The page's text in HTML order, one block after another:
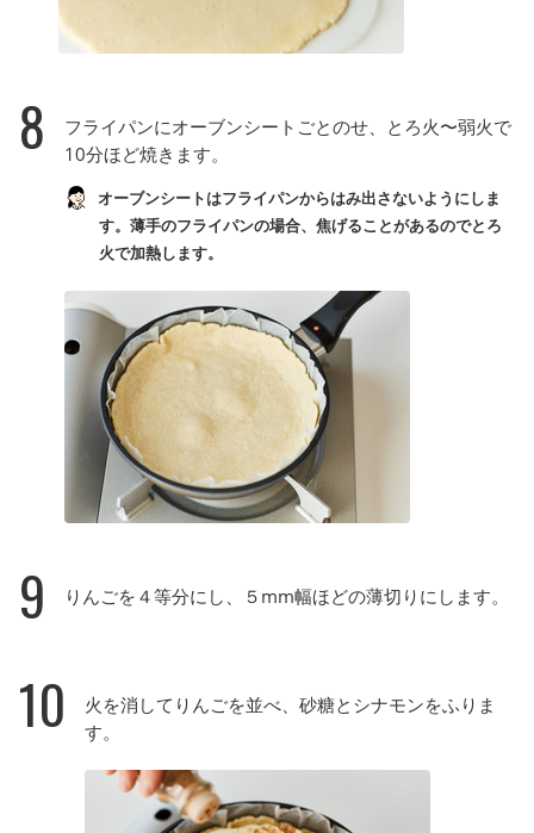
8
フライパンにオーブンシートごとのせ、とろ火〜弱火で
10分ほど焼きます。
オーブンシートはフライパンからはみ出さないようにしま
す。薄手のフライパンの場合、焦げることがあるのでとろ
火で加熱します。
9 りんごを４等分にし、５mm幅ほどの薄切りにします。
10
火を消してりんごを並べ、砂糖とシナモンをふりま
す。